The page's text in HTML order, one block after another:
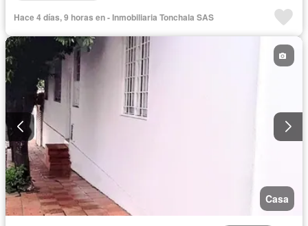
Hace 4 días, 9 horas en - Inmobiliaria Tonchala SAS
Casa